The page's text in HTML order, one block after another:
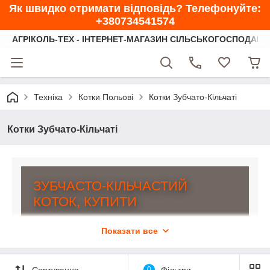
Як швидко отримати відповідь? Телефонуйте:
+380734541574
АГРІКОЛЬ-ТЕХ - ІНТЕРНЕТ-МАГАЗИН
Техніка Котки Польові Котки Зубчато-Кільчаті
Котки Зубчато-Кільчаті
ЗУБЧАСТО-КІЛЬЧАСТИЙ
КОТОК, КУПИТИ
Показати все